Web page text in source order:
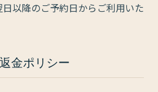
以降のご予約日からご利用いた
金ポリシー